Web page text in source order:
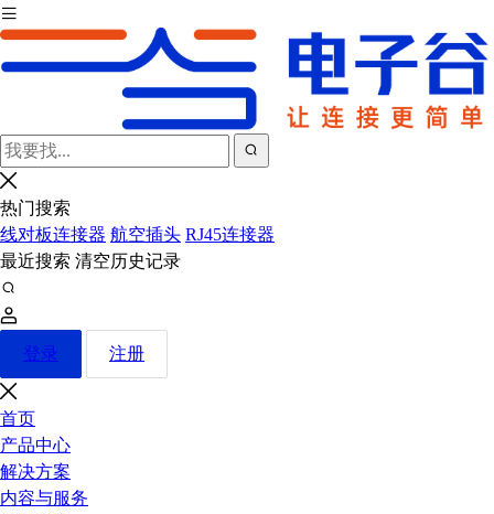
热门搜索
线对板连接器 航空插头 RJ45连接器
最近搜索 清空历史记录
登录 注册
首页
产品中心
解决方案
内容与服务